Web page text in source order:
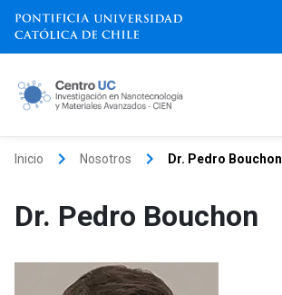
Inicio keyboard_arrow_right Nosotros keyboard_arrow_right Dr. Pedro Bouchon
Dr. Pedro Bouchon